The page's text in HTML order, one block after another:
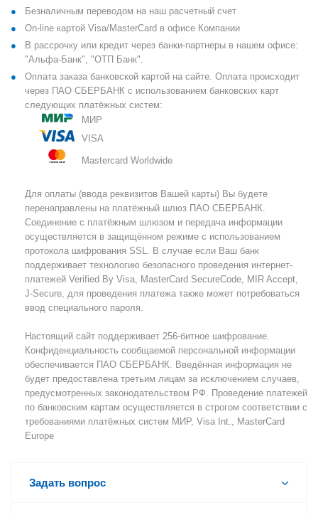
Безналичным переводом на наш расчетный счет
On-line картой Visa/MasterCard в офисе Компании
В рассрочку или кредит через банки-партнеры в нашем офисе:
"Альфа-Банк", "ОТП Банк".
Оплата заказа банковской картой на сайте. Оплата происходит
через ПАО СБЕРБАНК с использованием банковских карт
следующих платёжных систем:
МИР
VISA
Mastercard Worldwide
Для оплаты (ввода реквизитов Вашей карты) Вы будете
перенаправлены на платёжный шлюз ПАО СБЕРБАНК.
Соединение с платёжным шлюзом и передача информации
осуществляется в защищённом режиме с использованием
протокола шифрования SSL. В случае если Ваш банк
поддерживает технологию безопасного проведения интернет-
платежей Verified By Visa, MasterCard SecureCode, MIR Accept,
J-Secure, для проведения платежа также может потребоваться
ввод специального пароля.
Настоящий сайт поддерживает 256-битное шифрование.
Конфиденциальность сообщаемой персональной информации
обеспечивается ПАО СБЕРБАНК. Введённая информация не
будет предоставлена третьим лицам за исключением случаев,
предусмотренных законодательством РФ. Проведение платежей
по банковским картам осуществляется в строгом соответствии с
требованиями платёжных систем МИР, Visa Int., MasterCard
Europe
Задать вопрос